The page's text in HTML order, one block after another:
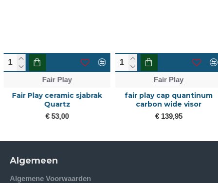
Fair Play
Fair Play ceramic sjabrak
Quartz
€ 53,00
Fair Play
fair play cap quantinum
carbon wide visor
€ 139,95
Algemeen
Algemene Voorwaarden